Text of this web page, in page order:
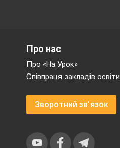
Про нас
Про «На Урок»
Співпраця закладів освіти
Зворотний зв'язок